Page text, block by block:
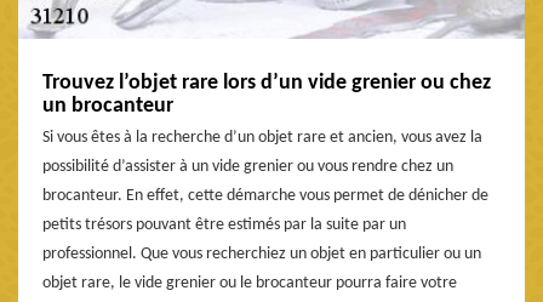
Trouvez l’objet rare lors d’un vide grenier ou chez
un brocanteur
Si vous êtes à la recherche d’un objet rare et ancien, vous avez la
possibilité d’assister à un vide grenier ou vous rendre chez un
brocanteur. En effet, cette démarche vous permet de dénicher de
petits trésors pouvant être estimés par la suite par un
professionnel. Que vous recherchiez un objet en particulier ou un
objet rare, le vide grenier ou le brocanteur pourra faire votre